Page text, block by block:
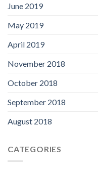
June 2019
May 2019
April 2019
November 2018
October 2018
September 2018
August 2018
CATEGORIES